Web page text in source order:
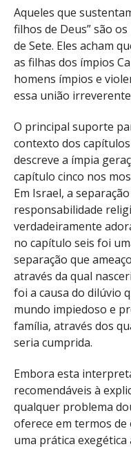
Aqueles que
filhos de Deus” são
de Sete. Eles acham
as filhas dos ímpios
homens ímpios e
essa união
O principal suporte
contexto dos
descreve a ímpia
capítulo cinco nos
Em Israel, a
responsabilidade
verdadeiramente
no capítulo seis foi
separação que
através da qual
foi a causa do dilúvio
mundo impiedoso e
família, através dos
seria cumprida.
Embora esta
recomendáveis à
qualquer problema
oferece em termos
uma prática exegética